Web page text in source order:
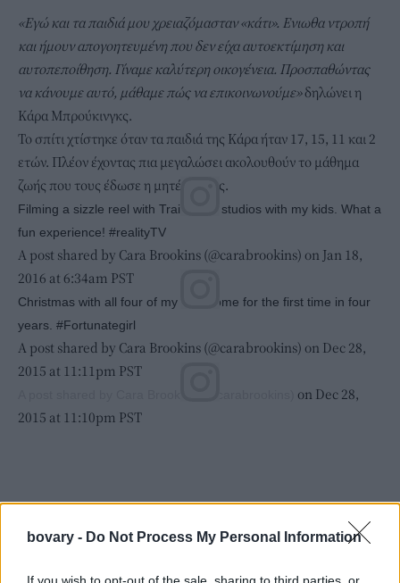
bovary - Do Not Process My Personal Information
If you wish to opt-out of the sale, sharing to third parties, or
«Εγώ και τα παιδιά μου χρειαζόμασταν «κάτι». Ενιωθα ντροπή
και ήμουν απογοητευμένη που δεν είχα αυτοεκτίμηση και
αυτοπεποίθηση. Γίναμε καλύτερη οικογένεια. Προσπαθώντας
να κάνουμε αυτό, μάθαμε πώς να επικοινωνούμε»δηλώνει η
Κάρα Μπρούκινγκς.
Το σπίτι χτίστηκε όταν τα παιδιά της Κάρα ήταν 17, 15, 11 και 2
ετών. Πλέον έχοντας πια μεγαλώσει ακολουθούν το μάθημα
ζωής που τους έδωσε η μητέρα τους.
Filming a sizzle reel with Trailblazer studios with my kids. What a
fun experience! #realityTV
A post shared by Cara Brookins (@carabrookins) on Jan 18,
2016 at 6:34am PST
Christmas with all four of my kids home for the first time in four
years. #Fortunategirl
A post shared by Cara Brookins (@carabrookins) on Dec 28,
2015 at 11:11pm PST
on Dec 28,
2015 at 11:10pm PST